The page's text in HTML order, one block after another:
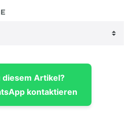
diesem Artikel?
kontaktieren